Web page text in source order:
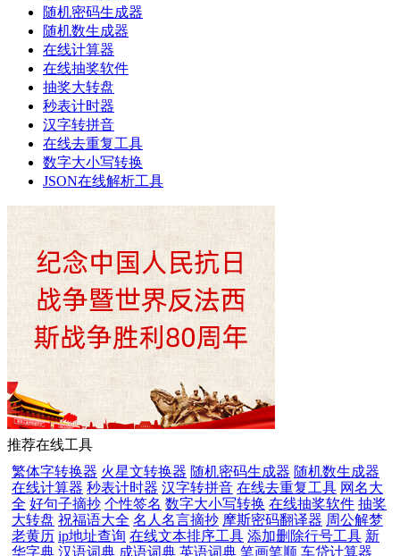
随机密码生成器
随机数生成器
在线计算器
在线抽奖软件
抽奖大转盘
秒表计时器
汉字转拼音
在线去重复工具
数字大小写转换
JSON在线解析工具
推荐在线工具
繁体字转换器 火星文转换器 随机密码生成器 随机数生成器
在线计算器 秒表计时器 汉字转拼音 在线去重复工具 网名大
全 好句子摘抄 个性签名 数字大小写转换 在线抽奖软件 抽奖
大转盘 祝福语大全 名人名言摘抄 摩斯密码翻译器 周公解梦
老黄历 ip地址查询 在线文本排序工具 添加删除行号工具 新
华字典 汉语词典 成语词典 英语词典 笔画笔顺 车贷计算器